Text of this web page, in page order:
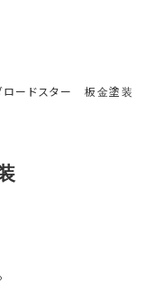
ロードスター 板金塗装